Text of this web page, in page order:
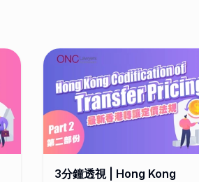
3分鐘透視 | Hong Kong